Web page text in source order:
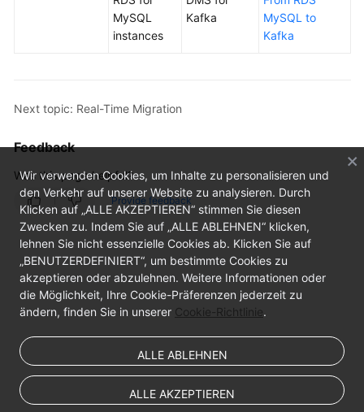
MySQL
instances
Kafka
MySQL to
Kafka
Next topic: Real-Time Migration
Feedback
Was this page helpful?
Provide feedback
Wir verwenden Cookies, um Inhalte zu personalisieren und
den Verkehr auf unserer Website zu analysieren. Durch
Klicken auf „ALLE AKZEPTIEREN“ stimmen Sie diesen
Zwecken zu. Indem Sie auf „ALLE ABLEHNEN“ klicken,
lehnen Sie nicht essenzielle Cookies ab. Klicken Sie auf
„BENUTZERDEFINIERT“, um bestimmte Cookies zu
akzeptieren oder abzulehnen. Weitere Informationen oder
die Möglichkeit, Ihre Cookie-Präferenzen jederzeit zu
ändern, finden Sie in unserer Cookie-Richtlinie.
ALLE ABLEHNEN
ALLE AKZEPTIEREN